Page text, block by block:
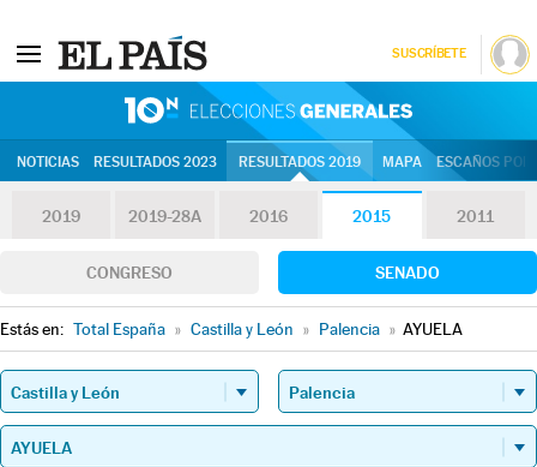
SUSCRÍBETE
NOTICIAS RESULTADOS 2023 RESULTADOS 2019 MAPA ESCAÑOS
2019 2019-28A 2016 2015 2011
CONGRESO SENADO
Estás en: Total España » Castilla y León » Palencia » AYUELA